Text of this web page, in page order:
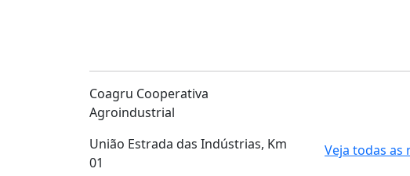
Coagru Cooperativa
Agroindustrial
União Estrada das Indústrias, Km
01
Veja todas as